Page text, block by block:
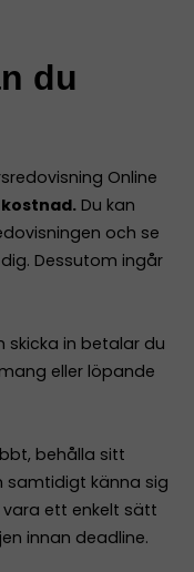
du
Online
Du kan
och se
Dessutom ingår
skicka in betalar du
eller löpande
behålla sitt
känna sig
ett enkelt sätt
innan deadline.